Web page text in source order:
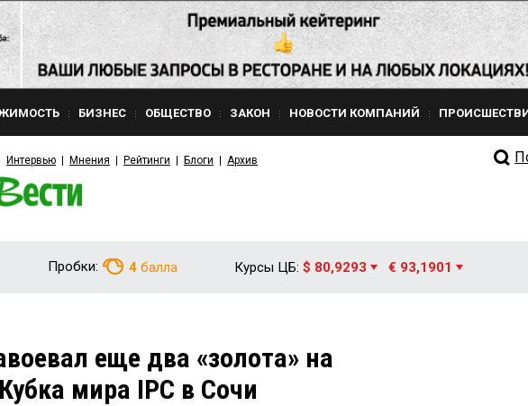
БИЗНЕС ОБЩЕСТВО ЗАКОН НОВОСТИ КОМПАНИЙ
Интервью Мнения Рейтинги Блоги Архив
Пробки: 4 балла Курсы ЦБ: $ 80,9293 € 93,1901
еще два «золота» на
мира IPC в Сочи